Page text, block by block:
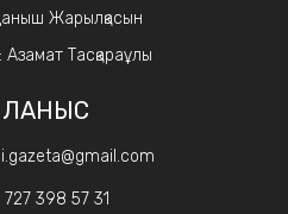
Жарылқасын
Тасқараұлы
727 398 57 31